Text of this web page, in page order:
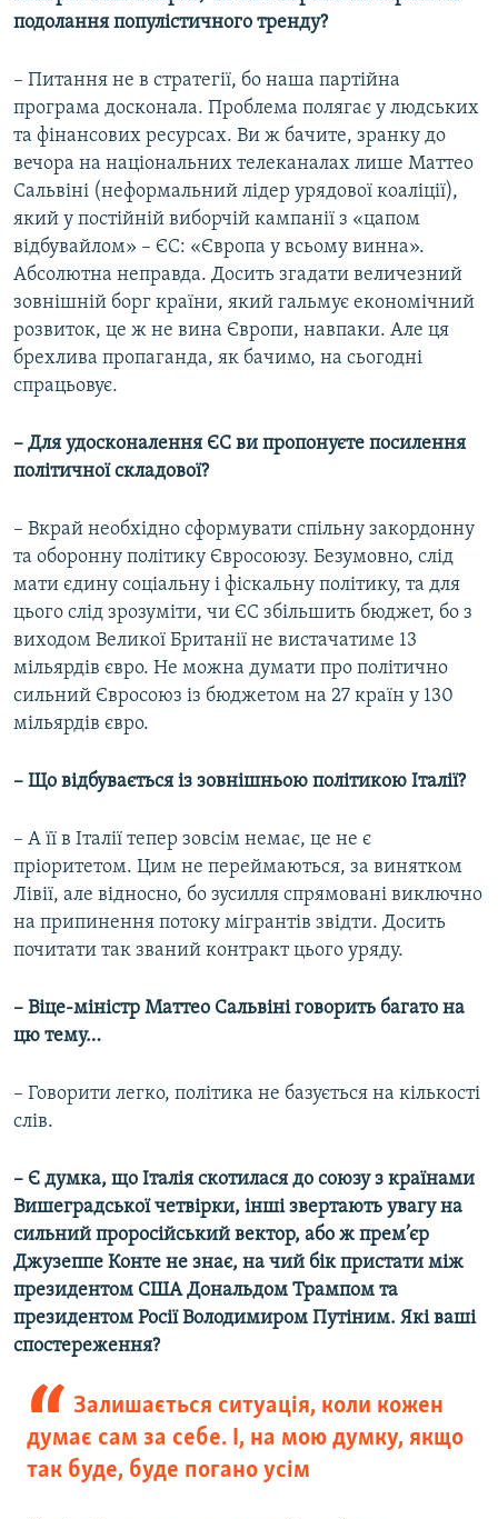
подолання популістичного тренду?
– Питання не в стратегії, бо наша партійна
програма досконала. Проблема полягає у людських
та фінансових ресурсах. Ви ж бачите, зранку до
вечора на національних телеканалах лише Маттео
Сальвіні (неформальний лідер урядової коаліції),
який у постійній виборчій кампанії з «цапом
відбувайлом» – ЄС: «Європа у всьому винна».
Абсолютна неправда. Досить згадати величезний
зовнішній борг країни, який гальмує економічний
розвиток, це ж не вина Європи, навпаки. Але ця
брехлива пропаганда, як бачимо, на сьогодні
спрацьовує.
– Для удосконалення ЄС ви пропонуєте посилення
політичної складової?
– Вкрай необхідно сформувати спільну закордонну
та оборонну політику Євросоюзу. Безумовно, слід
мати єдину соціальну і фіскальну політику, та для
цього слід зрозуміти, чи ЄС збільшить бюджет, бо з
виходом Великої Британії не вистачатиме 13
мільярдів євро. Не можна думати про політично
сильний Євросоюз із бюджетом на 27 країн у 130
мільярдів євро.
– Що відбувається із зовнішньою політикою Італії?
– А її в Італії тепер зовсім немає, це не є
пріоритетом. Цим не переймаються, за винятком
Лівії, але відносно, бо зусилля спрямовані виключно
на припинення потоку мігрантів звідти. Досить
почитати так званий контракт цього уряду.
– Віце-міністр Маттео Сальвіні говорить багато на
цю тему…
– Говорити легко, політика не базується на кількості
слів.
– Є думка, що Італія скотилася до союзу з країнами
Вишеградської четвірки, інші звертають увагу на
сильний проросійський вектор, або ж прем’єр
Джузеппе Конте не знає, на чий бік пристати між
президентом США Дональдом Трампом та
президентом Росії Володимиром Путіним. Які ваші
спостереження?
Залишається ситуація, коли кожен
думає сам за себе. І, на мою думку, якщо
так буде, буде погано усім